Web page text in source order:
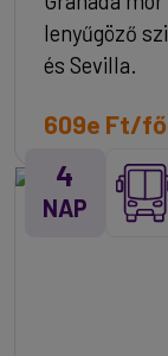
lenyűgöző
és Sevilla.
609e Ft/
4
NAP